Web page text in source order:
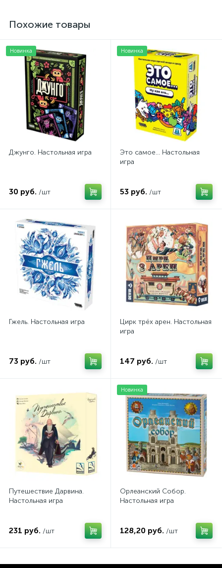
Похожие товары
Новинка
Джунго. Настольная игра
30 руб. /шт
Новинка
Это самое... Настольная
игра
53 руб. /шт
Гжель. Настольная игра
73 руб. /шт
Цирк трёх арен. Настольная
игра
147 руб. /шт
Путешествие Дарвина.
Настольная игра
231 руб. /шт
Новинка
Орлеанский Собор.
Настольная игра
128,20 руб. /шт